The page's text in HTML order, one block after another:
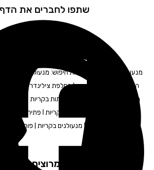
שתפו לחברים את
לקוחות מרוצים ממליצים